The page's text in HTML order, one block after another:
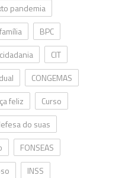
pandemia
BPC
cidadania
CIT
CONGEMAS
feliz
Curso
do suas
FONSEAS
INSS